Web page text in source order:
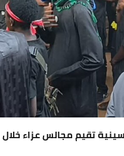
تقيم مجالس عزاء